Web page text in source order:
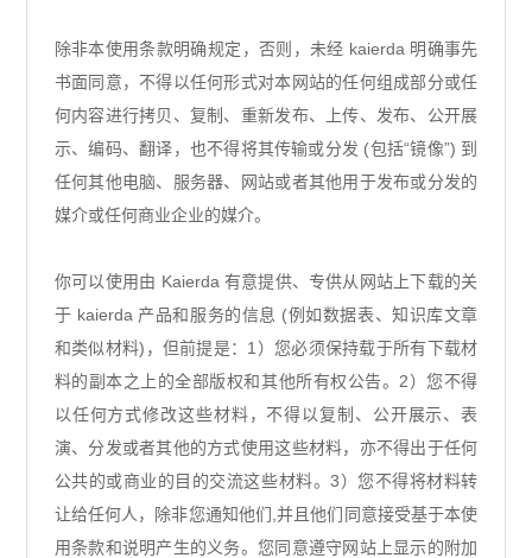
除非本使用条款明确规定，否则，未经 kaierda 明确事先
书面同意，不得以任何形式对本网站的任何组成部分或任
何内容进行拷贝、复制、重新发布、上传、发布、公开展
示、编码、翻译，也不得将其传输或分发 (包括“镜像”) 到
任何其他电脑、服务器、网站或者其他用于发布或分发的
媒介或任何商业企业的媒介。
你可以使用由 Kaierda 有意提供、专供从网站上下载的关
于 kaierda 产品和服务的信息 (例如数据表、知识库文章
和类似材料)，但前提是：1）您必须保持载于所有下载材
料的副本之上的全部版权和其他所有权公告。2）您不得
以任何方式修改这些材料，不得以复制、公开展示、表
演、分发或者其他的方式使用这些材料，亦不得出于任何
公共的或商业的目的交流这些材料。3）您不得将材料转
让给任何人，除非您通知他们,并且他们同意接受基于本使
用条款和说明产生的义务。您同意遵守网站上显示的附加